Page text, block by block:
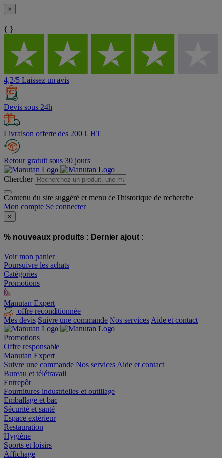
×
{ }
4,2/5 Laissez un avis
Devis sous 24h
Livraison offerte dès 200 € HT
Retour gratuit sous 30 jours
Chercher
Contenu du site suggéré et menu de l'historique de recherche
Mon compte Se connecter
×
% nouveaux produits : Dernier ajout :
Voir mon panier
Poursuivre les achats
Catégories
Promotions
Manutan Expert
offre reconditionnée
Mes devis Suivre une commande Nos services Aide et contact
Promotions
Offre responsable
Manutan Expert
Suivre une commande Nos services Aide et contact
Bureau et télétravail
Entrepôt
Fournitures industrielles et outillage
Emballage et bac
Sécurité et santé
Espace extérieur
Restauration
Hygiène
Sports et loisirs
Affichage